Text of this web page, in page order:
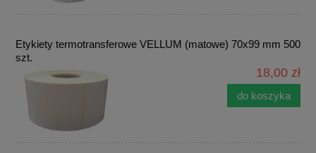
Etykiety termotransferowe VELLUM (matowe) 70x99 mm 500
szt.
18,00 zł
do koszyka